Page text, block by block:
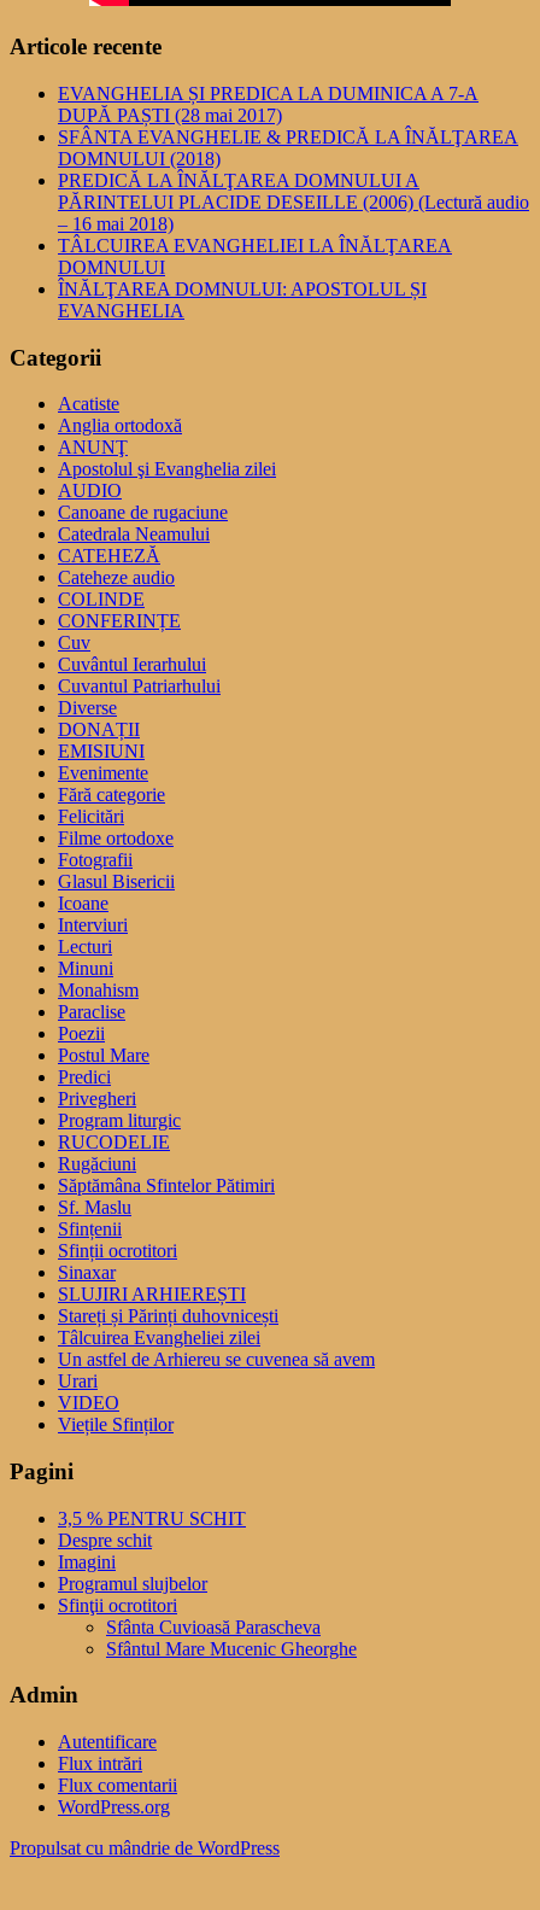
Articole recente
EVANGHELIA ȘI PREDICA LA DUMINICA A 7-A
DUPĂ PAȘTI (28 mai 2017)
SFÂNTA EVANGHELIE & PREDICĂ LA ÎNĂLŢAREA
DOMNULUI (2018)
PREDICĂ LA ÎNĂLŢAREA DOMNULUI A
PĂRINTELUI PLACIDE DESEILLE (2006) (Lectură audio
– 16 mai 2018)
TÂLCUIREA EVANGHELIEI LA ÎNĂLŢAREA
DOMNULUI
ÎNĂLŢAREA DOMNULUI: APOSTOLUL ȘI
EVANGHELIA
Categorii
Acatiste
Anglia ortodoxă
ANUNŢ
Apostolul şi Evanghelia zilei
AUDIO
Canoane de rugaciune
Catedrala Neamului
CATEHEZĂ
Cateheze audio
COLINDE
CONFERINȚE
Cuv
Cuvântul Ierarhului
Cuvantul Patriarhului
Diverse
DONAȚII
EMISIUNI
Evenimente
Fără categorie
Felicitări
Filme ortodoxe
Fotografii
Glasul Bisericii
Icoane
Interviuri
Lecturi
Minuni
Monahism
Paraclise
Poezii
Postul Mare
Predici
Privegheri
Program liturgic
RUCODELIE
Rugăciuni
Săptămâna Sfintelor Pătimiri
Sf. Maslu
Sfințenii
Sfinții ocrotitori
Sinaxar
SLUJIRI ARHIEREȘTI
Stareți și Părinți duhovnicești
Tâlcuirea Evangheliei zilei
Un astfel de Arhiereu se cuvenea să avem
Urari
VIDEO
Viețile Sfinților
Pagini
3,5 % PENTRU SCHIT
Despre schit
Imagini
Programul slujbelor
Sfinţii ocrotitori
Sfânta Cuvioasă Parascheva
Sfântul Mare Mucenic Gheorghe
Admin
Autentificare
Flux intrări
Flux comentarii
WordPress.org
Propulsat cu mândrie de WordPress